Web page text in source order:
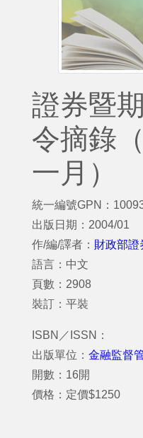
證券暨
令摘錄
一月）
統一編號GPN：
出版日期：2004/01
作/編/譯者： 財政部證
語言：中文
頁數：2908
裝訂：平裝
ISBN／ISSN：
出版單位： 金融監督
開數：16開
價格：定價$1250